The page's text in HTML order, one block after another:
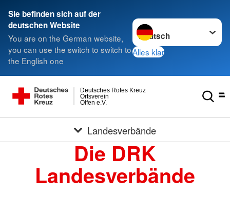
Sie befinden sich auf der
deutschen Website
You are on the German website,
you can use the switch to switch to
the English one
Sprache wechseln zu
Alles klar
Olfen e.V.
Ortsverein
Deutsches Rotes Kreuz
Landesverbände
Die DRK
Landesverbände